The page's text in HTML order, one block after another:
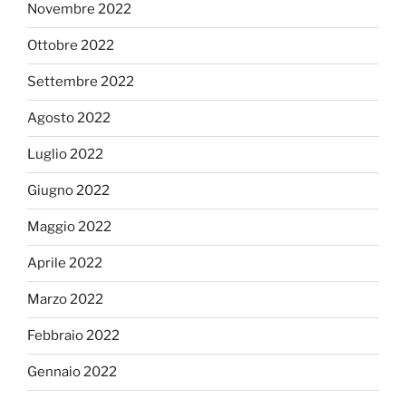
Novembre 2022
Ottobre 2022
Settembre 2022
Agosto 2022
Luglio 2022
Giugno 2022
Maggio 2022
Aprile 2022
Marzo 2022
Febbraio 2022
Gennaio 2022